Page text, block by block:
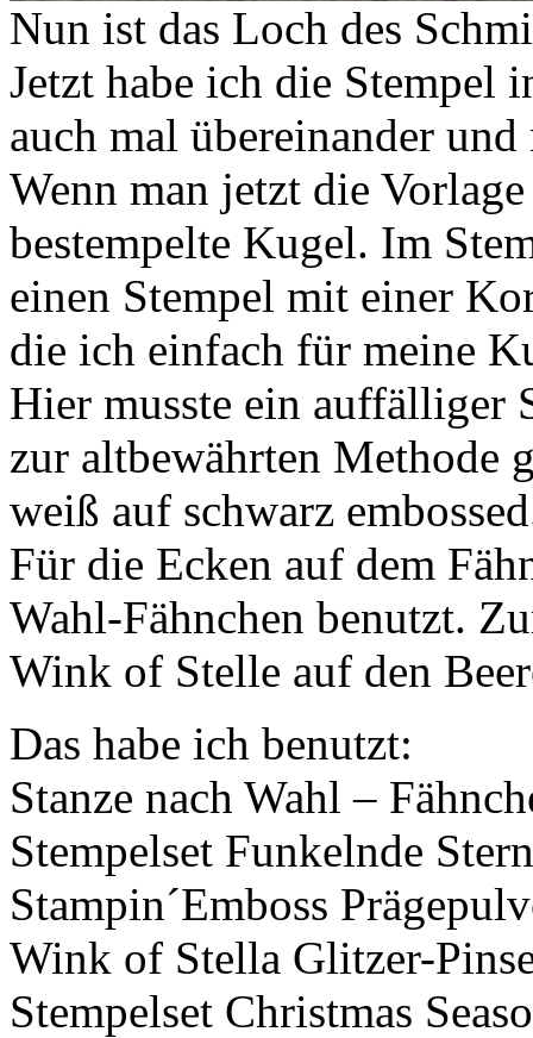
Nun ist das Loch des
Jetzt habe ich die Stempel
auch mal übereinander
Wenn man jetzt die
bestempelte Kugel. Im
einen Stempel mit einer
die ich einfach für meine
Hier musste ein auffälliger
zur altbewährten Methode
weiß auf schwarz
Für die Ecken auf dem
Wahl-Fähnchen benutzt.
Wink of Stelle auf den
Das habe ich benutzt:
Stanze nach Wahl –
Stempelset Funkelnde
Stampin´Emboss
Wink of Stella Glitzer-
Stempelset Christmas